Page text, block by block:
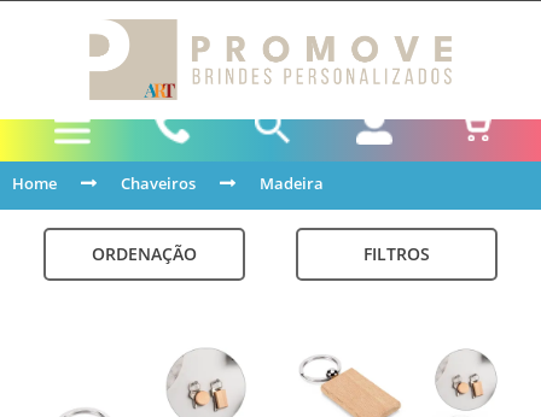
Home Chaveiros Madeira
ORDENAÇÃO FILTROS